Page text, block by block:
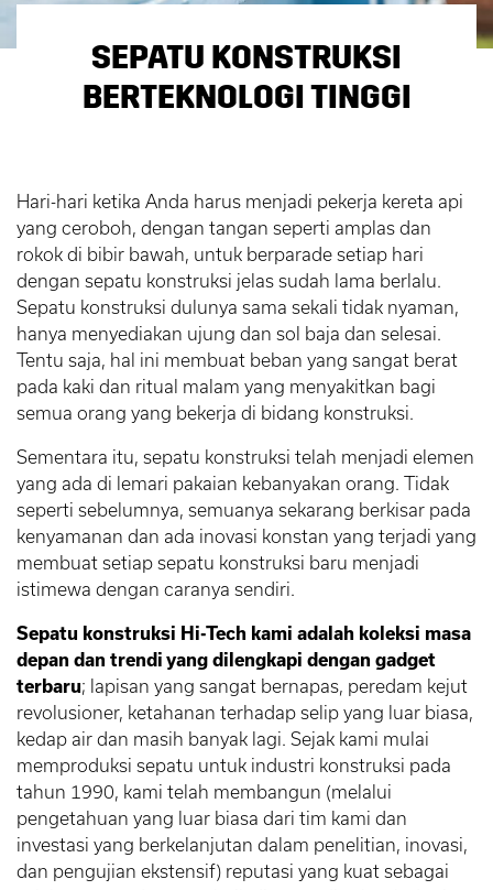
SEPATU KONSTRUKSI
BERTEKNOLOGI TINGGI
Hari-hari ketika Anda harus menjadi pekerja kereta api
yang ceroboh, dengan tangan seperti amplas dan
rokok di bibir bawah, untuk berparade setiap hari
dengan sepatu konstruksi jelas sudah lama berlalu.
Sepatu konstruksi dulunya sama sekali tidak nyaman,
hanya menyediakan ujung dan sol baja dan selesai.
Tentu saja, hal ini membuat beban yang sangat berat
pada kaki dan ritual malam yang menyakitkan bagi
semua orang yang bekerja di bidang konstruksi.
Sementara itu, sepatu konstruksi telah menjadi elemen
yang ada di lemari pakaian kebanyakan orang. Tidak
seperti sebelumnya, semuanya sekarang berkisar pada
kenyamanan dan ada inovasi konstan yang terjadi yang
membuat setiap sepatu konstruksi baru menjadi
istimewa dengan caranya sendiri.
Sepatu konstruksi Hi-Tech kami adalah koleksi masa
depan dan trendi yang dilengkapi dengan gadget
terbaru; lapisan yang sangat bernapas, peredam kejut
revolusioner, ketahanan terhadap selip yang luar biasa,
kedap air dan masih banyak lagi. Sejak kami mulai
memproduksi sepatu untuk industri konstruksi pada
tahun 1990, kami telah membangun (melalui
pengetahuan yang luar biasa dari tim kami dan
investasi yang berkelanjutan dalam penelitian, inovasi,
dan pengujian ekstensif) reputasi yang kuat sebagai